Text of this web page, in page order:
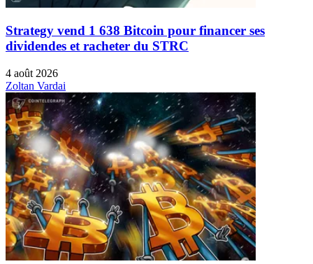
Strategy vend 1 638 Bitcoin pour financer ses
dividendes et racheter du STRC
4 août 2026
Zoltan Vardai